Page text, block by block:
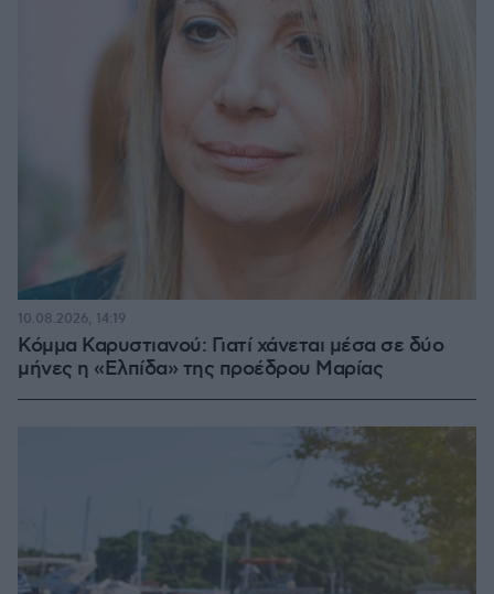
Κόμμα Καρυστιανού: Γιατί χάνεται μέσα σε δύο
μήνες η «Ελπίδα» της προέδρου Μαρίας
10.08.2026, 14:19